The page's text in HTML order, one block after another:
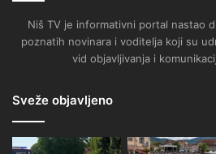
Niš TV je informativni portal nastao
poznatih novinara i voditelja koji su
vid objavljivanja i
Sveže objavljeno